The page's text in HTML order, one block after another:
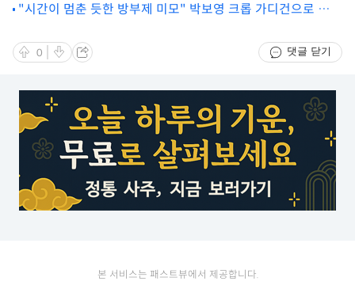
나는 여신 아우라
"시간이 멈춘 듯한 방부제 미모" 박보영 크롭 가디건으로 완성
0 댓글 닫기
본 서비스는 패스트뷰에서 제공합니다.